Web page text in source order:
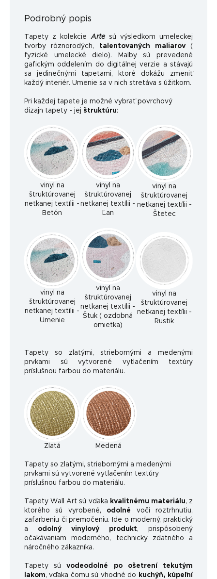
Podrobný popis
Tapety z kolekcieArtesú výsledkom umeleckej
tvorby rôznorodých,
talentovaných maliarov(
fyzické umelecké dielo). Maľby sú prevedené
gafickým oddelením do digitálnej verzie a stávajú
sa jedinečnými tapetami, ktoré dokážu zmeniť
každý interiér. Umenie sa v nich stretáva s úžitkom.
Pri každej tapete je možné vybrať povrchový
dizajn tapety - jej štruktúru:
vinyl na
štruktúrovanej
netkanej textílii -
Betón
vinyl na
štruktúrovanej
netkanej textílii -
Ľan
vinyl na
štruktúrovanej
netkanej textílii -
Štetec
vinyl na
štruktúrovanej
netkanej textílii -
Umenie
vinyl na
štruktúrovanej
netkanej textílii -
Štuk ( ozdobná
omietka)
vinyl na
štruktúrovanej
netkanej textílii -
Rustik
Tapety so zlatými, striebornými a medenými
prvkami sú vytvorené vytlačením textúry
príslušnou farbou do materiálu.
Zlatá Medená
Tapety so zlatými, striebornými a medenými
prvkami sú vytvorené vytlačením textúry
príslušnou farbou do materiálu.
Tapety Wall Art sú vďaka kvalitnému materiálu, z
ktorého sú vyrobené, odolné voči roztrhnutiu,
zafarbeniu či premočeniu. Ide o moderný, praktický
a odolný vinylový produkt, prispôsobený
očakávaniam moderného, ​​technicky zdatného a
náročného zákazníka.
Tapety súvodeodolné po ošetrení tekutým
lakom, vďaka čomu sú vhodné do
kuchýň, kúpeľní